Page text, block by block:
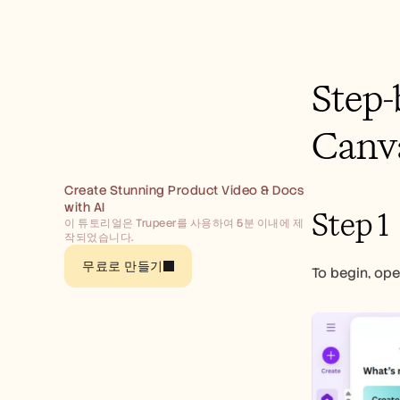
Create Stunning Product Video & Docs
with AI
이 튜토리얼은 Trupeer를 사용하여 5분 이내에 제
작되었습니다.
무료로 만들기
Step 1
To begin,